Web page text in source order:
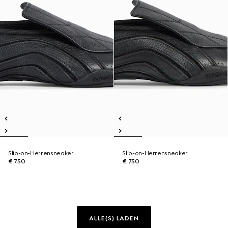
Slip-on-Herrensneaker
€ 750
Slip-on-Herrensneaker
€ 750
ALLE(S) LADEN